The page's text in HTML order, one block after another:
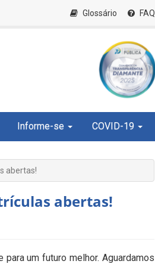
Glossário FAQ
Informe-se COVID-19
abertas!
abertas!
um futuro melhor. Aguardamos